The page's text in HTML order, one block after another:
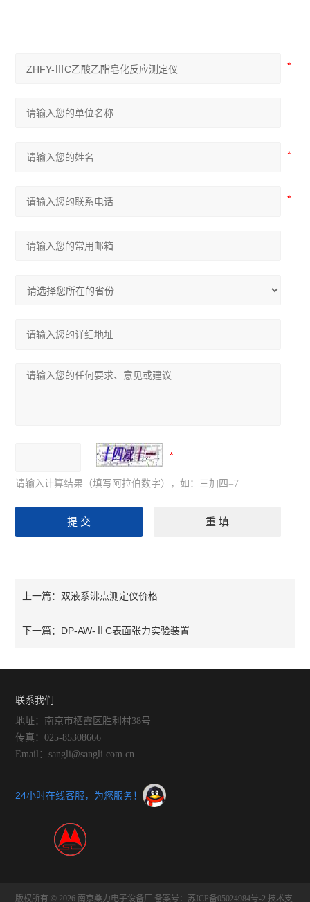
请输入计算结果（填写阿拉伯数字），如：三加四=7
上一篇： 双液系沸点测定仪价格
下一篇： DP-AW-ⅡC表面张力实验装置
联系我们
地址：南京市栖霞区胜利村38号
传真：025-85308666
Email：sangli@sangli.com.cn
24小时在线客服，为您服务！
版权所有 © 2026 南京桑力电子设备厂 备案号：苏ICP备05024984号-2 技术支